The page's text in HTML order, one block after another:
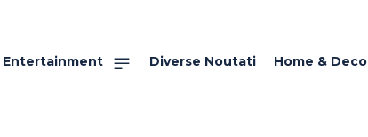
Entertainment Diverse Noutati Home & Deco